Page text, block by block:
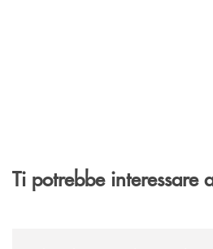
Ti potrebbe interessare